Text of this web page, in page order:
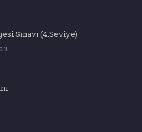
Sınavı (4.Seviye)